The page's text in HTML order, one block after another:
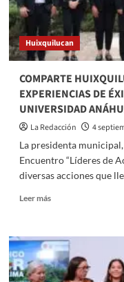
Huixquilucan
COMPARTE
EXPERIENCIAS DE
UNIVERSIDAD
La Redacción
4
La presidenta
Encuentro “Líderes de
diversas acciones que
Leer másRead
COMPARTE
HUIXQUILUCAN
ACCIONES
Y